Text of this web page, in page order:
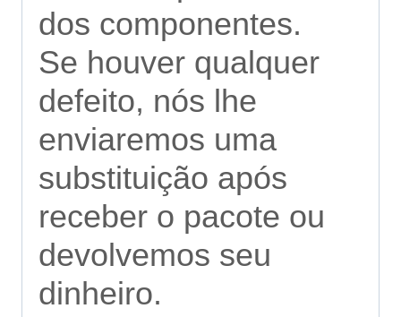
dos componentes.
Se houver qualquer
defeito, nós lhe
enviaremos uma
substituição após
receber o pacote ou
devolvemos seu
dinheiro.